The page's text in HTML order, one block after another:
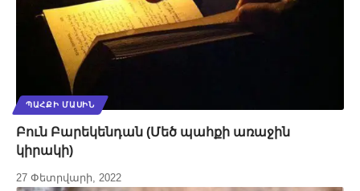
ՊԱՀՔԻ ՄԱՍԻՆ
Բուն Բարեկենդան (Մեծ պահքի առաջին
կիրակի)
27 Փետրվարի, 2022